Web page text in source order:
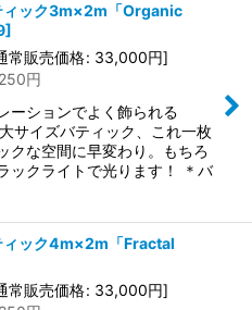
ィック3m×2m「Organic
]
常販売価格: 33,000円]
円
ーションでよく飾られる
サイズバティック、これ一枚
クな空間に早変わり。もちろ
ックライトで光ります！ ＊バ
ィック4m×2m「Fractal
常販売価格: 33,000円]